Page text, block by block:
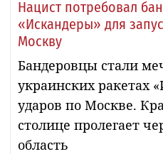
Нацист потребовал
«Искандеры» для
Москву
Бандеровцы стали
украинских ракетах
ударов по Москве.
столице пролегает
область